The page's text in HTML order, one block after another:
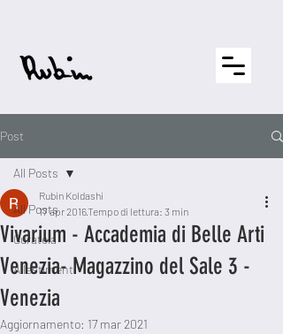
Post
All Posts
Curatela
Allestimenti
All Posts
Vivarium - Accademia di Belle Arti
Venezia- Magazzino del Sale 3 -
Venezia
Rubin Koldashi
17 apr 2016Tempo di lettura: 3 min
Aggiornamento: 17 mar 2021